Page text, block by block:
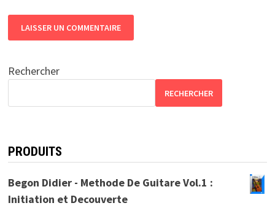
Rechercher
RECHERCHER
PRODUITS
Begon Didier - Methode De Guitare Vol.1 :
Initiation et Decouverte